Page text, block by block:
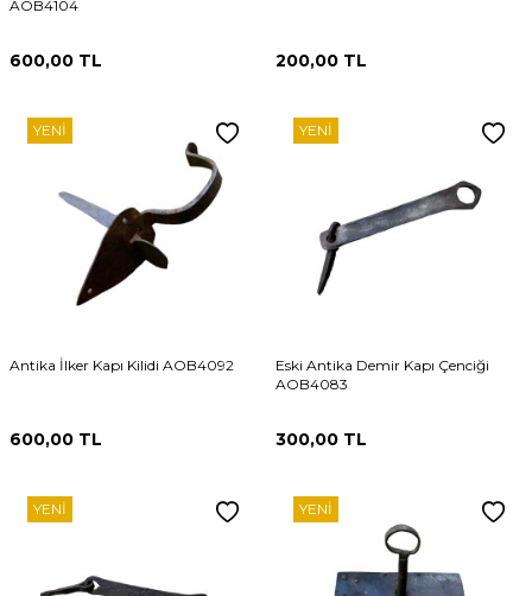
AOB4104
600,00 TL 200,00 TL
YENI
Antika İlker Kapı Kilidi AOB4092
600,00 TL
YENI
Eski Antika Demir Kapı Çenciği
AOB4083
300,00 TL
YENI YENI